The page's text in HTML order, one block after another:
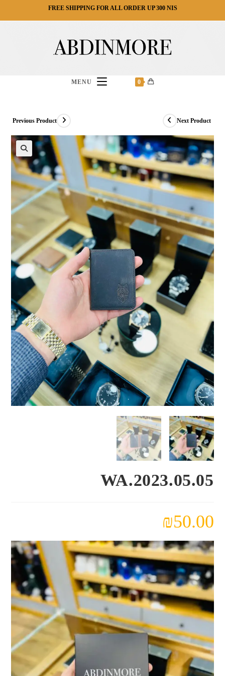
FREE SHIPPING FOR ALL ORDER UP 300 NIS
0
MENU
Previous Product Next Product
WA.2023.05.05
₪50.00